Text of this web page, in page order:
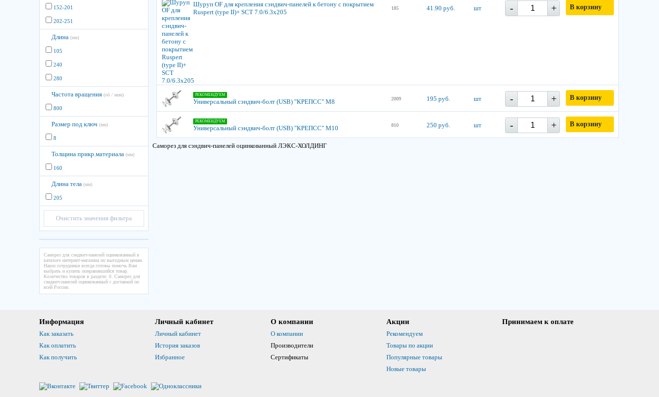
152-201
202-251
Длина (мм)
105
240
280
Частота вращения (об / мин)
800
Размер под ключ (мм)
8
Толщина прикр.материала (мм)
160
Длина тела (мм)
205
Очистить значения фильтра
Саморез для сэндвич-панелей оцинкованный в
каталоге интернет-магазина по выгодным ценам.
Наши сотрудники всегда готовы помочь Вам
выбрать и купить понравившийся товар.
Количество товаров в разделе: 0. Саморез для
сэндвич-панелей оцинкованный с доставкой по
всей России.
Шуруп OF для крепления сэндвич-панелей к бетону с покрытием
Ruspert (type II)+ SCT 7.0/6.3х205
185 41.90 руб. шт - + В корзину
РЕКОМЕНДУЕМ
Универсальный сэндвич-болт (USB) "КРЕПСС" М8 2009 195 руб. шт - + В корзину
РЕКОМЕНДУЕМ
Универсальный сэндвич-болт (USB) "КРЕПСС" М10 810 250 руб. шт - + В корзину
Саморез для сэндвич-панелей оцинкованный ЛЭКС-ХОЛДИНГ
Информация
Как заказать
Как оплатить
Как получить
Личный кабинет
Личный кабинет
История заказов
Избранное
О компании
О компании
Производители
Сертификаты
Акции
Рекомендуем
Товары по акции
Популярные товары
Новые товары
Принимаем к оплате